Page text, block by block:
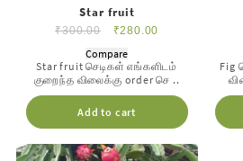
Star fruit
₹300.00 ₹280.00
Star fruit செடிகள் எங்களிடம்
குறைந்த விலைக்கு order செ ..
Add to cart
Compare
Fig